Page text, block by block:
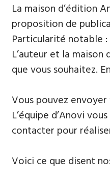
La maison d’édition
proposition de
Particularité notable
L’auteur et la
que vous souhaitez.
Vous pouvez
L’équipe d’Anovi
contacter pour
Voici ce que disent